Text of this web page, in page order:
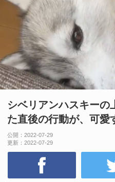
シベリアンハスキー
た直後の行動が、可愛
公開： 2022-07-29
更新： 2022-07-29